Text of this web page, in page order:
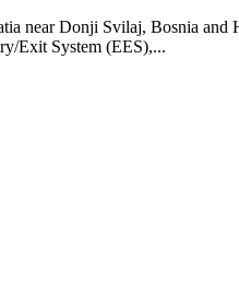
near Donji Svilaj, Bosnia
Exit System (EES),...